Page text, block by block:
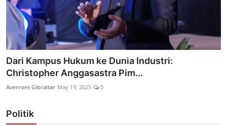
Dari Kampus Hukum ke Dunia Industri:
Christopher Anggasastra Pim...
Averroes Gibraltar May 19, 2025 0
Politik